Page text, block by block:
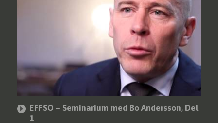
EFFSO – Seminarium med Bo Andersson, Del
1